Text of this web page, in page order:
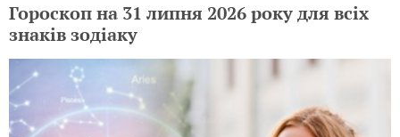
Гороскоп на 31 липня 2026 року для всіх
знаків зодіаку